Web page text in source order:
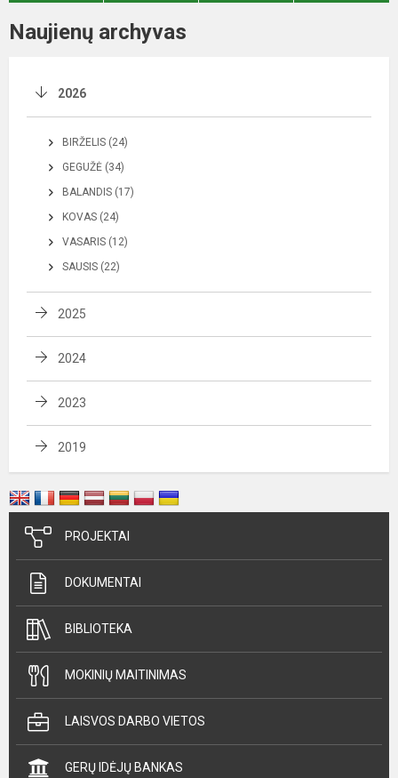
Naujienų archyvas
2026
BIRŽELIS (24)
GEGUŽĖ (34)
BALANDIS (17)
KOVAS (24)
VASARIS (12)
SAUSIS (22)
2025
2024
2023
2019
PROJEKTAI
DOKUMENTAI
BIBLIOTEKA
MOKINIŲ MAITINIMAS
LAISVOS DARBO VIETOS
GERŲ IDĖJŲ BANKAS